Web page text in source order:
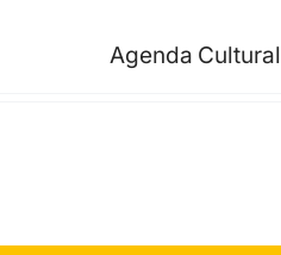
Agenda Cultural